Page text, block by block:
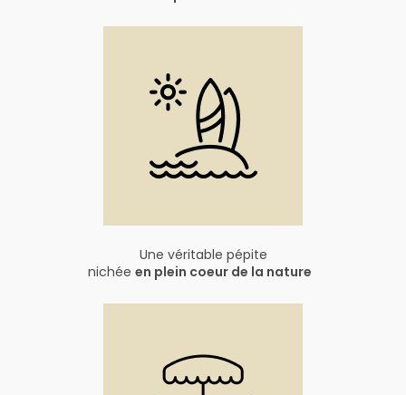
Une véritable pépite
nichée en plein coeur de la nature